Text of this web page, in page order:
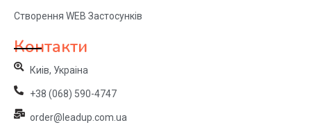
Створення WEB Застосунків
Контакти
Киів, Украіна
+38 (068) 590-4747
order@leadup.com.ua